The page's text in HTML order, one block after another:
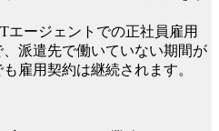
エージェントでの正社員雇用
、派遣先で働いていない期間が
雇用契約は継続されます。